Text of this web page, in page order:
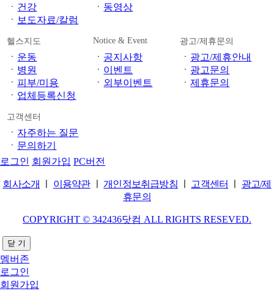
ㆍ 건강
ㆍ 보도자료/칼럼
ㆍ 동영상
헬스지도
ㆍ 운동
ㆍ 병원
ㆍ 피부/미용
ㆍ 업체등록신청
Notice & Event
ㆍ 공지사항
ㆍ 이벤트
ㆍ 외부이벤트
광고/제휴문의
ㆍ 광고/제휴안내
ㆍ 광고문의
ㆍ제휴문의
고객센터
ㆍ 자주하는 질문
ㆍ 문의하기
로그인 회원가입 PC버전
회사소개 이용약관ㅣ개인정보취급방침 고객센터
광고/제
휴문의
COPYRIGHT © 342436닷컴 ALL RIGHTS RESEVED.
닫 기
멤버존
로그인
회원가입